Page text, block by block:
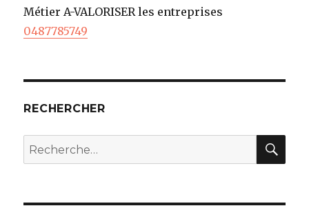
Métier A-VALORISER les entreprises
0487785749
RECHERCHER
Recherche
pour